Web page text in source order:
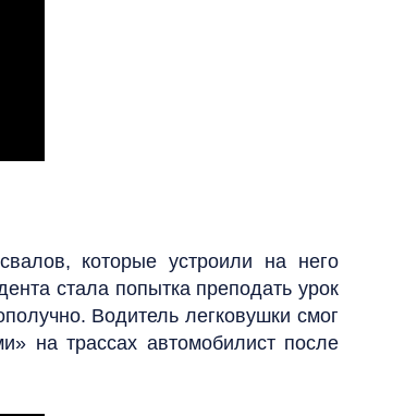
которые устроили на него
стала попытка преподать урок
Водитель легковушки смог
на трассах автомобилист после